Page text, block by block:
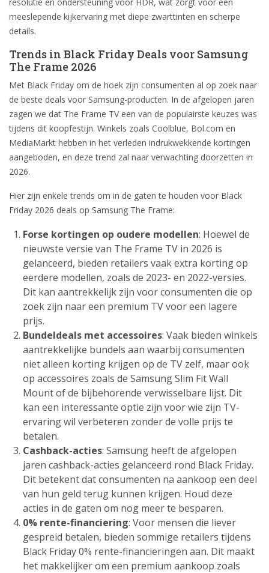
meeslepende kijkervaring met diepe zwarttinten en scherpe
details.
Trends in Black Friday Deals voor Samsung
The Frame 2026
Met Black Friday om de hoek zijn consumenten al op zoek naar
de beste deals voor Samsung-producten. In de afgelopen jaren
zagen we dat The Frame TV een van de populairste keuzes was
tijdens dit koopfestijn. Winkels zoals Coolblue, Bol.com en
MediaMarkt hebben in het verleden indrukwekkende kortingen
aangeboden, en deze trend zal naar verwachting doorzetten in
2026.
Hier zijn enkele trends om in de gaten te houden voor Black
Friday 2026 deals op Samsung The Frame:
Forse kortingen op oudere modellen: Hoewel de
nieuwste versie van The Frame TV in 2026 is
gelanceerd, bieden retailers vaak extra korting op
eerdere modellen, zoals de 2023- en 2022-versies.
Dit kan aantrekkelijk zijn voor consumenten die op
zoek zijn naar een premium TV voor een lagere
prijs.
Bundeldeals met accessoires: Vaak bieden winkels
aantrekkelijke bundels aan waarbij consumenten
niet alleen korting krijgen op de TV zelf, maar ook
op accessoires zoals de Samsung Slim Fit Wall
Mount of de bijbehorende verwisselbare lijst. Dit
kan een interessante optie zijn voor wie zijn TV-
ervaring wil verbeteren zonder de volle prijs te
betalen.
Cashback-acties: Samsung heeft de afgelopen
jaren cashback-acties gelanceerd rond Black Friday.
Dit betekent dat consumenten na aankoop een deel
van hun geld terug kunnen krijgen. Houd deze
acties in de gaten om nog meer te besparen.
0% rente-financiering: Voor mensen die liever
gespreid betalen, bieden sommige retailers tijdens
Black Friday 0% rente-financieringen aan. Dit maakt
het makkelijker om een premium aankoop zoals